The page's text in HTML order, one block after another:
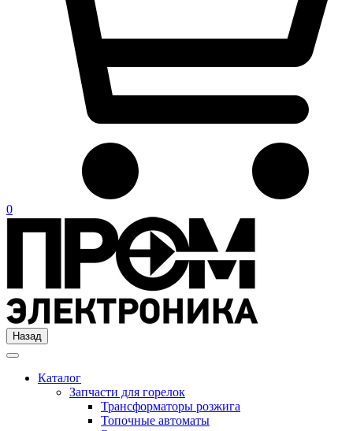
0
Назад
Каталог
Запчасти для горелок
Трансформаторы розжига
Топочные автоматы